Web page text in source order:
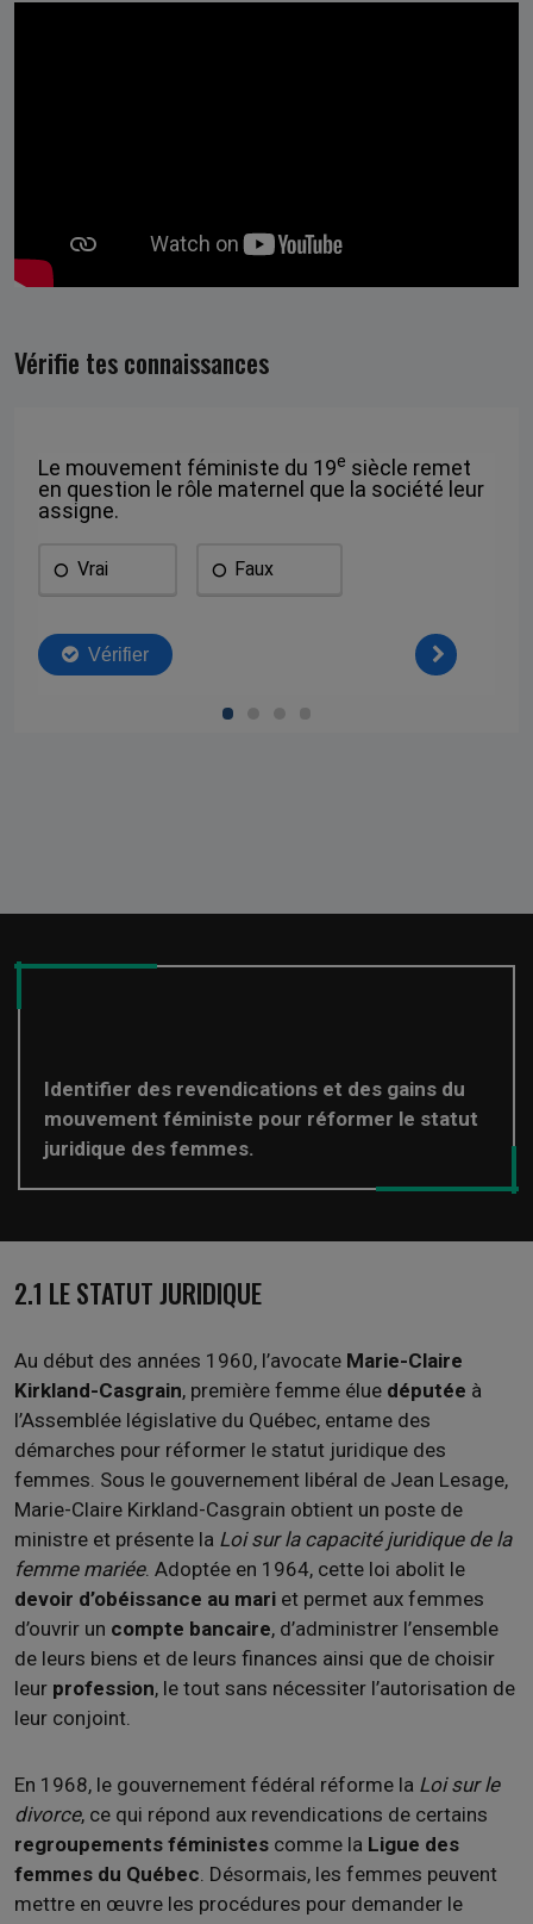
Vérifie tes connaissances
Identifier des revendications et des gains du
mouvement féministe pour réformer le statut
juridique des femmes.
2.1 LE STATUT JURIDIQUE
Au début des années 1960, l’avocate Marie-Claire
Kirkland-Casgrain, première femme élue députée à
l’Assemblée législative du Québec, entame des
démarches pour réformer le statut juridique des
femmes. Sous le gouvernement libéral de Jean Lesage,
Marie-Claire Kirkland-Casgrain obtient un poste de
ministre et présente la Loi sur la capacité juridique de la
femme mariée. Adoptée en 1964, cette loi abolit le
devoir d’obéissance au mari et permet aux femmes
d’ouvrir un compte bancaire, d’administrer l’ensemble
de leurs biens et de leurs finances ainsi que de choisir
leur profession, le tout sans nécessiter l’autorisation de
leur conjoint.
En 1968, le gouvernement fédéral réforme la Loi sur le
divorce, ce qui répond aux revendications de certains
regroupements féministes comme la Ligue des
femmes du Québec. Désormais, les femmes peuvent
mettre en œuvre les procédures pour demander le